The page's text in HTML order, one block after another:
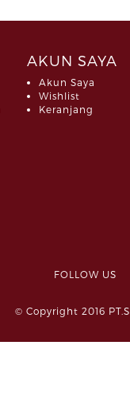
AKUN SAYA
Akun Saya
Wishlist
Keranjang
FOLLOW
© Copyright 2016